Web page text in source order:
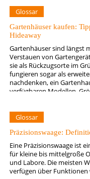
Glossar
Gartenhäuser kaufen:
Hideaway
Gartenhäuser sind längst
Verstauen von
sie als Rückzugsorte im
fungieren sogar als
nachdenken, ein
verfügbaren Modellen,
Glossar
Präzisionswaage:
Eine Präzisionswaage ist
für kleine bis mittelgroße
und Labore. Die meisten
verfügen über Funktionen